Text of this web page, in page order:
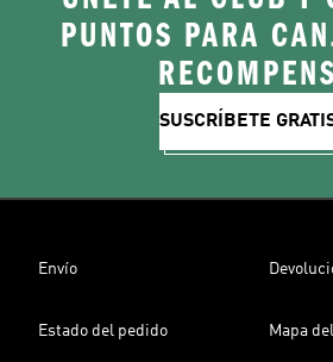
PUNTOS PARA
SUSCRÍBETE
Envío
Estado del pedido Mapa